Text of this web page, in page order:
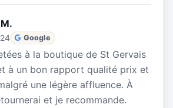
Google
à la boutique de St Gervais
à un bon rapport qualité prix et
une légère affluence. À
et je recommande.